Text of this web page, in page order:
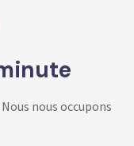
nous occupons